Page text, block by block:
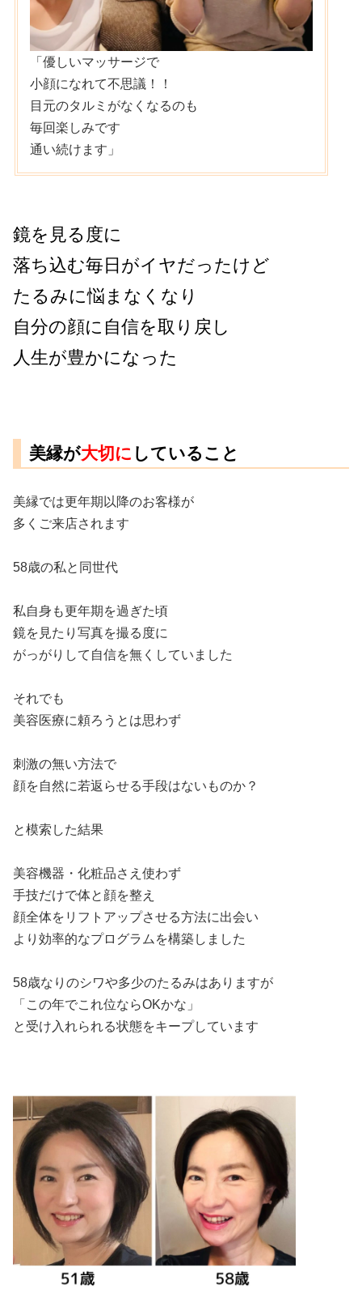
「優しいマッサージで
小顔になれて不思議！！
目元のタルミがなくなるのも
毎回楽しみです
通い続けます」
鏡を見る度に
落ち込む毎日がイヤだったけど
たるみに悩まなくなり
自分の顔に自信を取り戻し
人生が豊かになった
美縁が大切に していること
美縁では更年期以降のお客様が
多くご来店されます
58歳の私と同世代
私自身も更年期を過ぎた頃
鏡を見たり写真を撮る度に
がっがりして自信を無くしていました
それでも
美容医療に頼ろうとは思わず
刺激の無い方法で
顔を自然に若返らせる手段はないものか？
と模索した結果
美容機器・化粧品さえ使わず
手技だけで体と顔を整え
顔全体をリフトアップさせる方法に出会い
より効率的なプログラムを構築しました
58歳なりのシワや多少のたるみはありますが
「この年でこれ位ならOKかな」
と受け入れられる状態をキープしています